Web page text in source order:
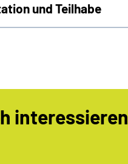
und Teilhabe
interessieren